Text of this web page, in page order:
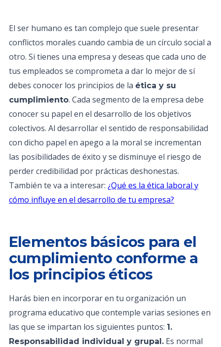
El ser humano es tan complejo que suele presentar
conflictos morales cuando cambia de un círculo social a
otro. Si tienes una empresa y deseas que cada uno de
tus empleados se comprometa a dar lo mejor de sí
debes conocer los principios de la ética y su
cumplimiento. Cada segmento de la empresa debe
conocer su papel en el desarrollo de los objetivos
colectivos. Al desarrollar el sentido de responsabilidad
con dicho papel en apego a la moral se incrementan
las posibilidades de éxito y se disminuye el riesgo de
perder credibilidad por prácticas deshonestas.
También te va a interesar: ¿Qué es la ética laboral y
cómo influye en el desarrollo de tu empresa?
Elementos básicos para el
cumplimiento conforme a
los principios éticos
Harás bien en incorporar en tu organización un
programa educativo que contemple varias sesiones en
las que se impartan los siguientes puntos: 1.
Responsabilidad individual y grupal. Es normal